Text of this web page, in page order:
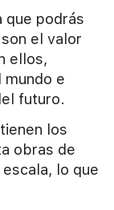
que podrás
el valor
ellos,
e
futuro.
los
obras de
lo que